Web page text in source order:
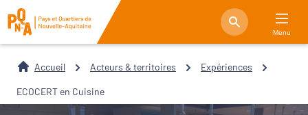
Menu
Accueil Acteurs & territoires Expériences
ECOCERT en Cuisine